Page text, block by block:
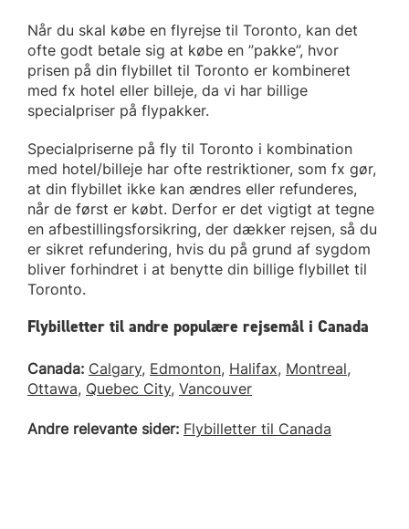
Når du skal købe en flyrejse til Toronto, kan det
ofte godt betale sig at købe en ”pakke”, hvor
prisen på din flybillet til Toronto er kombineret
med fx hotel eller billeje, da vi har billige
specialpriser på flypakker.
Specialpriserne på fly til Toronto i kombination
med hotel/billeje har ofte restriktioner, som fx gør,
at din flybillet ikke kan ændres eller refunderes,
når de først er købt. Derfor er det vigtigt at tegne
en afbestillingsforsikring, der dækker rejsen, så du
er sikret refundering, hvis du på grund af sygdom
bliver forhindret i at benytte din billige flybillet til
Toronto.
Flybilletter til andre populære rejsemål i Canada
Canada: Calgary, Edmonton, Halifax, Montreal,
Ottawa, Quebec City, Vancouver
Andre relevante sider: Flybilletter til Canada